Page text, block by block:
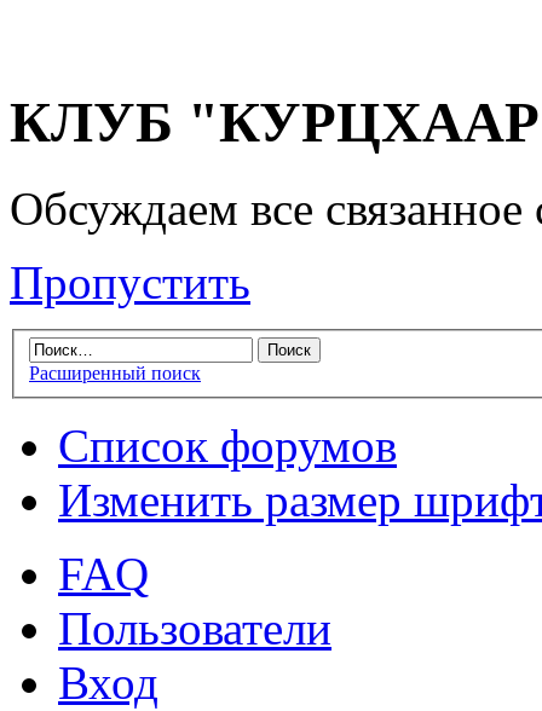
КЛУБ "КУРЦХААР"
Обсуждаем все
Пропустить
Расширенный поиск
Список форумов
Изменить размер
FAQ
Пользователи
Вход